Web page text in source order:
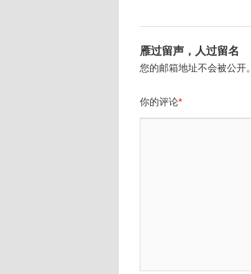
雁过留声，人过留名
您的邮箱地址不会被公开。
你的评论*